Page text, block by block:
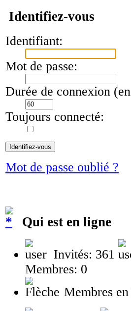
Identifiez-vous
Identifiant:
Mot de passe:
Durée de connexion
Toujours connecté:
Mot de passe oublié ?
Qui est en ligne
Invités: 361
Membres: 0
Membres